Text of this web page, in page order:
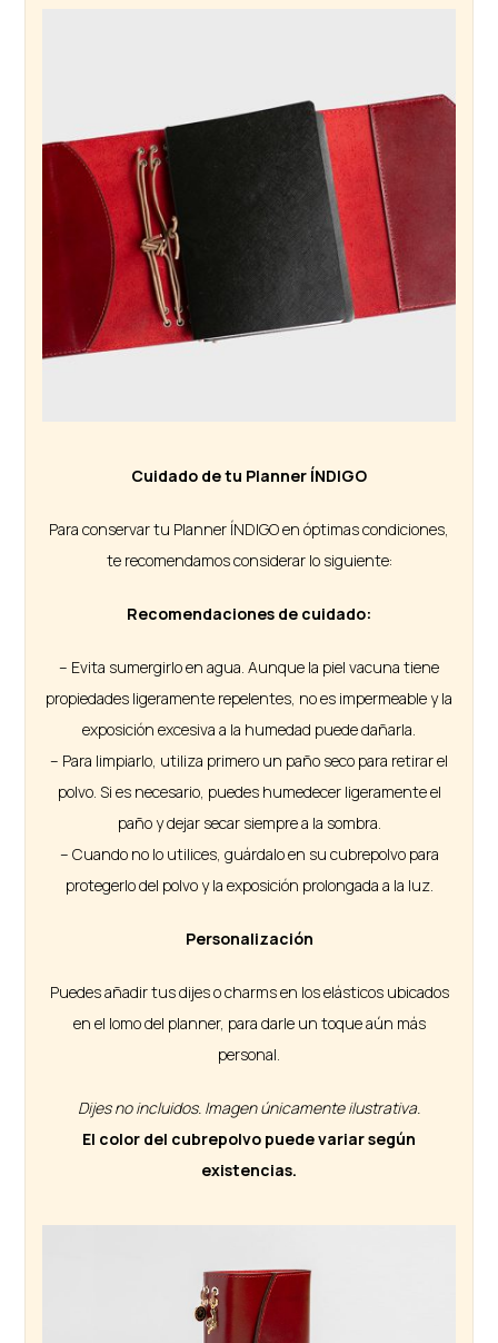
Cuidado de tu Planner ÍNDIGO
Para conservar tu Planner ÍNDIGO en óptimas condiciones,
te recomendamos considerar lo siguiente:
Recomendaciones de cuidado:
– Evita sumergirlo en agua. Aunque la piel vacuna tiene
propiedades ligeramente repelentes, no es impermeable y la
exposición excesiva a la humedad puede dañarla.
– Para limpiarlo, utiliza primero un paño seco para retirar el
polvo. Si es necesario, puedes humedecer ligeramente el
paño y dejar secar siempre a la sombra.
– Cuando no lo utilices, guárdalo en su cubrepolvo para
protegerlo del polvo y la exposición prolongada a la luz.
Personalización
Puedes añadir tus dijes o charms en los elásticos ubicados
en el lomo del planner, para darle un toque aún más
personal.
Dijes no incluidos. Imagen únicamente ilustrativa.
El color del cubrepolvo puede variar según
existencias.